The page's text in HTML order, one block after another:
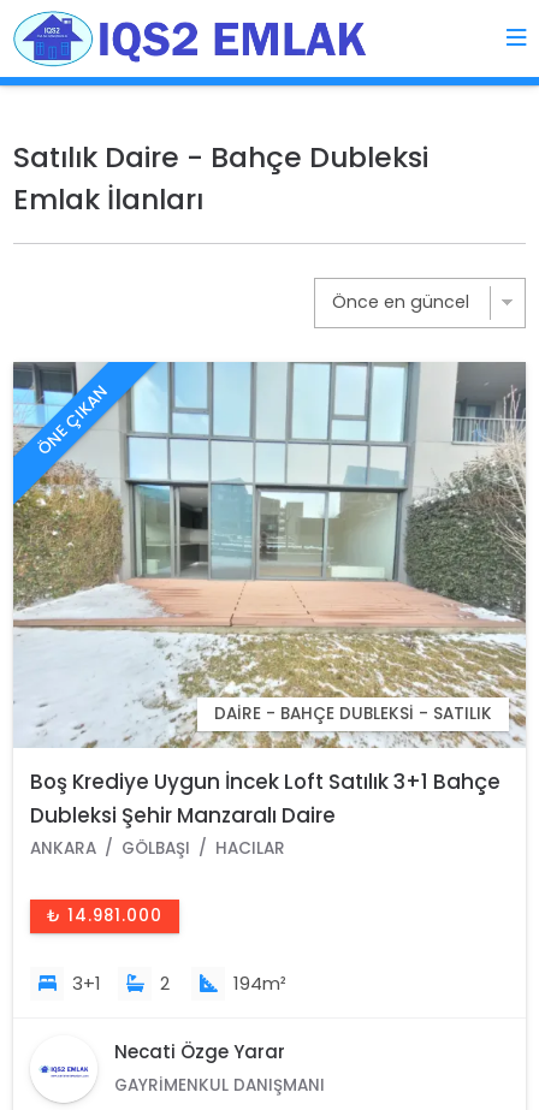
Satılık Daire - Bahçe Dubleksi
Emlak İlanları
ÖNE ÇIKAN
DAIRE - BAHÇE DUBLEKSI - SATILIK
Boş Krediye Uygun İncek Loft Satılık 3+1 Bahçe
Dubleksi Şehir Manzaralı Daire
ANKARA GÖLBAŞI HACILAR
₺ 14.981.000
3+1 2 194m²
Necati Özge Yarar
GAYRIMENKUL DANIŞMANI